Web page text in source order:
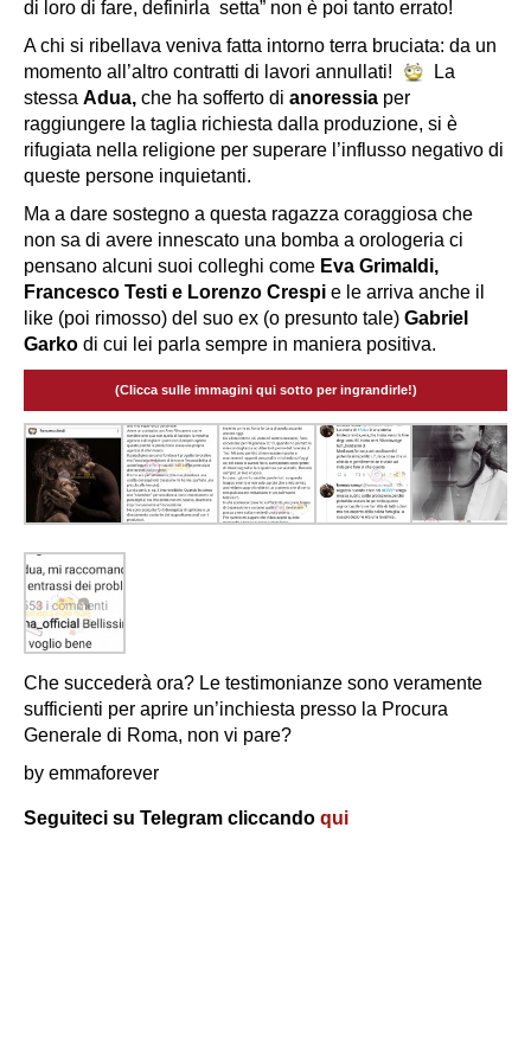
di loro di fare, definirla setta” non è poi tanto errato!
A chi si ribellava veniva fatta intorno terra bruciata: da un
momento all’altro contratti di lavori annullati!
La
stessa Adua, che ha sofferto di anoressia per
raggiungere la taglia richiesta dalla produzione, si è
rifugiata nella religione per superare l’influsso negativo di
queste persone inquietanti.
Ma a dare sostegno a questa ragazza coraggiosa che
non sa di avere innescato una bomba a orologeria ci
pensano alcuni suoi colleghi come Eva Grimaldi,
Francesco Testi e Lorenzo Crespi e le arriva anche il
like (poi rimosso) del suo ex (o presunto tale) Gabriel
Garko di cui lei parla sempre in maniera positiva.
(Clicca sulle immagini qui sotto per ingrandirle!)
Che succederà ora? Le testimonianze sono veramente
sufficienti per aprire un’inchiesta presso la Procura
Generale di Roma, non vi pare?
by emmaforever
Seguiteci su Telegram cliccando qui